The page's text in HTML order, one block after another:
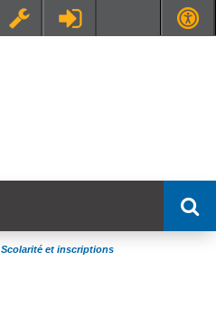
Scolarité et inscriptions